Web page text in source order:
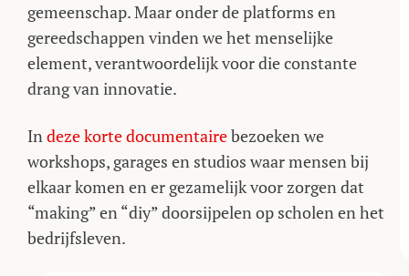
gemeenschap. Maar onder de platforms en
gereedschappen vinden we het menselijke
element, verantwoordelijk voor die constante
drang van innovatie.
Indeze korte documentairebezoeken we
workshops, garages en studios waar mensen bij
elkaar komen en er gezamelijk voor zorgen dat
“making” en “diy” doorsijpelen op scholen en het
bedrijfsleven.